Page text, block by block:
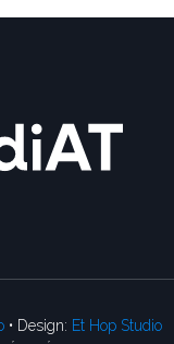
• Design: Et Hop Studio